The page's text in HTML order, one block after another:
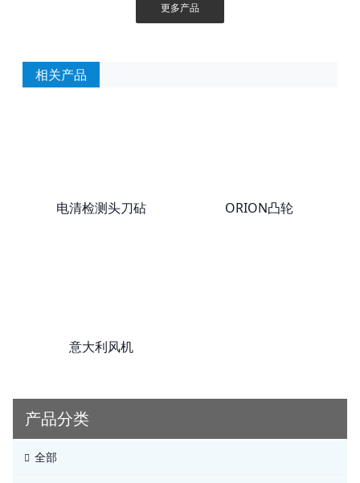
更多产品
相关产品
电清检测头刀砧 ORION凸轮
意大利风机
产品分类
全部